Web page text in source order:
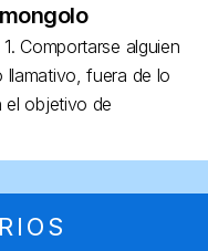
Comportarse alguien
llamativo, fuera de lo
el objetivo de